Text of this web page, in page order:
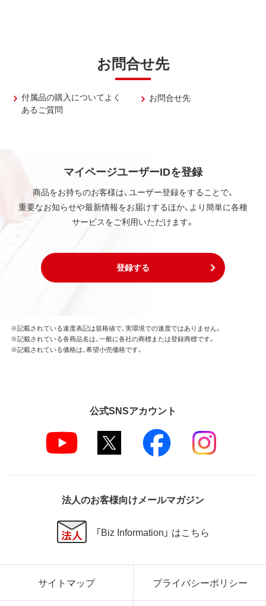
お問合せ先
付属品の購入についてよく
あるご質問
お問合せ先
マイページユーザーIDを登録
商品をお持ちのお客様は、ユーザー登録をすることで、
重要なお知らせや最新情報をお届けするほか、より簡単に各種
サービスをご利用いただけます。
登録する
※記載されている速度表記は規格値で、実環境での速度ではありません。
※記載されている各商品名は、一般に各社の商標または登録商標です。
※記載されている価格は、希望小売価格です。
公式SNSアカウント
法人のお客様向けメールマガジン
「Biz Information」 はこちら
サイトマップ プライバシーポリシー